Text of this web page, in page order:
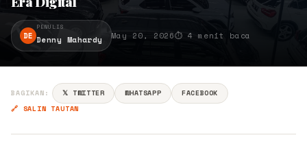
DE
PENULIS
Denny Mahardy May 20, 2026⏱ 4 menit baca
BAGIKAN: 𝕏 TWITTER WHATSAPP
FACEBOOK
🔗 SALIN TAUTAN